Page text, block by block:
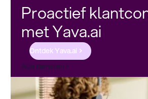
Proactief
met Yava.ai
Ontdek Yava.ai
Alle diensten